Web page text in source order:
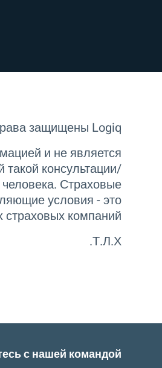
защищены Logiq.
и не является
консультации/
Страховые
условия - это
компаний.
Т.Л.Х.
с нашей командой